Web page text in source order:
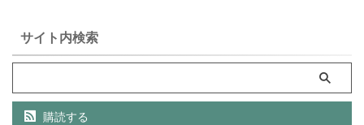
サイト内検索
購読する